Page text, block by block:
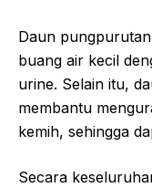
Daun
buang air kecil
urine. Selain itu,
membantu
kemih, sehingga
Secara